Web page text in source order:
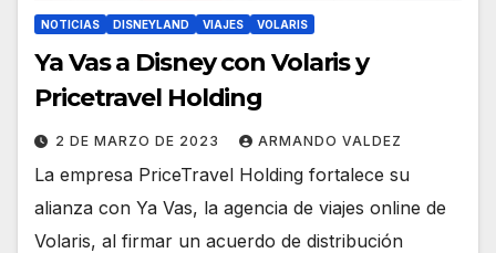
NOTICIAS DISNEYLAND VIAJES VOLARIS
Ya Vas a Disney con Volaris y
Pricetravel Holding
2 DE MARZO DE 2023 ARMANDO VALDEZ
La empresa PriceTravel Holding fortalece su
alianza con Ya Vas, la agencia de viajes online de
Volaris, al firmar un acuerdo de distribución